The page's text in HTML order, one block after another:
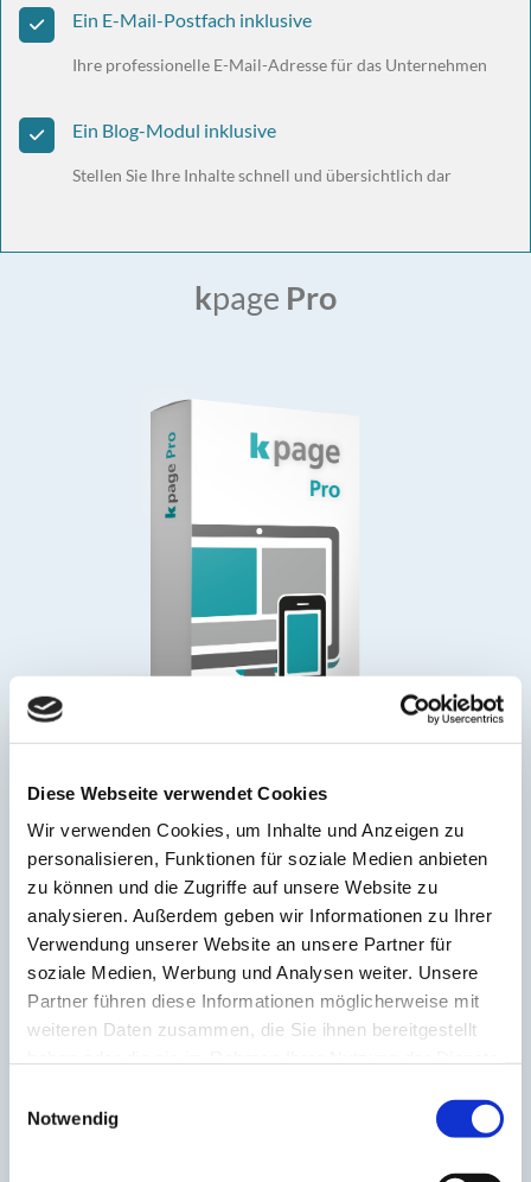
Diese Webseite verwendet Cookies
Wir verwenden Cookies, um Inhalte und Anzeigen zu
personalisieren, Funktionen für soziale Medien anbieten
zu können und die Zugriffe auf unsere Website zu
analysieren. Außerdem geben wir Informationen zu Ihrer
Verwendung unserer Website an unsere Partner für
soziale Medien, Werbung und Analysen weiter. Unsere
Partner führen diese Informationen möglicherweise mit
weiteren Daten zusammen, die Sie ihnen bereitgestellt
Notwendig
Ein E-Mail-Postfach inklusive
Ihre professionelle E-Mail-Adresse für das Unternehmen
Ein Blog-Modul inklusive
Stellen Sie Ihre Inhalte schnell und übersichtlich dar
kpage Pro
ab 89,- €/ Monat
zzgl. 1.199,- € einmalige Einrichtung
PRÄSENTIEREN SIE IHR UNTERNEHMEN MIT EINER
UMFASSENDEN WEBSITE.
Bis zu 12 Seiten
Individuell für Sie gestaltet
Branchenspezifische Gestaltung
Nutzeroptimiert für Mobilgerät und Tablet